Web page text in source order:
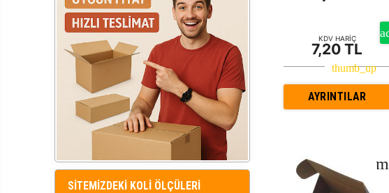
SİTEMİZDEKİ KOLİ ÖLÇÜLERİ
KDV HARİÇ
7,20 TL
AYRINTILAR